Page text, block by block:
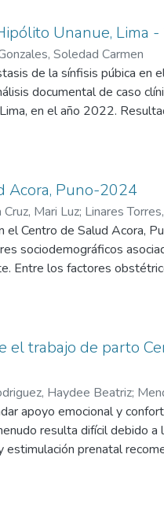
vs Shock
a Unidad de cuidados
este por embolia
mortal de la
Unanue, Lima
Soledad Carmen
de la sínfisis púbica en
documental de caso
en el año 2022.
con un peso de
radiológico. El manejo fue
púbica, junto con un
en casos donde el
Acora, Puno-2024
Mari Luz; Linares
Centro de Salud Acora,
sociodemográficos
Entre los factores
asociados a la anemia en
el trabajo de parto
Haydee Beatriz;
apoyo emocional y
resulta difícil debido
prenatal
como las técnicas